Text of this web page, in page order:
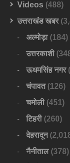
Videos (488)
उत्तराखंड खबर
अल्मोड़ा(184)
उत्तरकाशी
ऊधमसिंह नगर
चंपावत(126)
चमोली(451)
टिहरी(260)
देहरादून
नैनीताल(378)